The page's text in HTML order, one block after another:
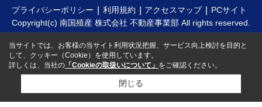
プライバシーポリシー 利用規約 アクセスマップ
PCサイト
Copyright(c) 南国殖産 株式会社 不動産事業部 All rights reserved.
当サイトでは、お客様の当サイト利用状況把握、サービス向上検討を目的と
して、クッキー（Cookie）を使用しています。
詳しくは、当社の 「Cookieの取扱いについて」 をご確認ください。
閉じる